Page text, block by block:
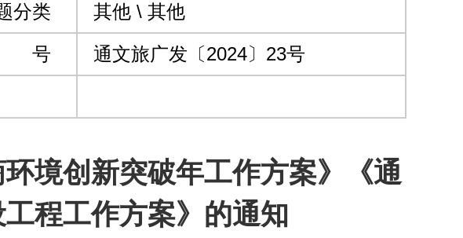
分类
其他 \ 其他
号
通文旅广发〔2024〕23号
境创新突破年工作方案》《通
程工作方案》的通知